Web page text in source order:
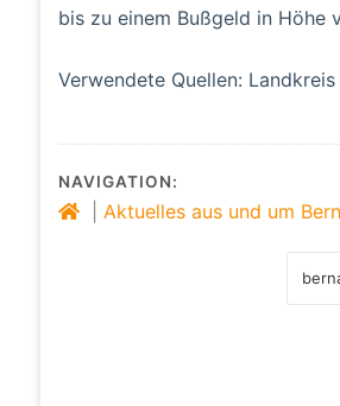
bis zu einem Bußgeld in Höhe
Verwendete Quellen:
NAVIGATION:
Aktuelles aus und um